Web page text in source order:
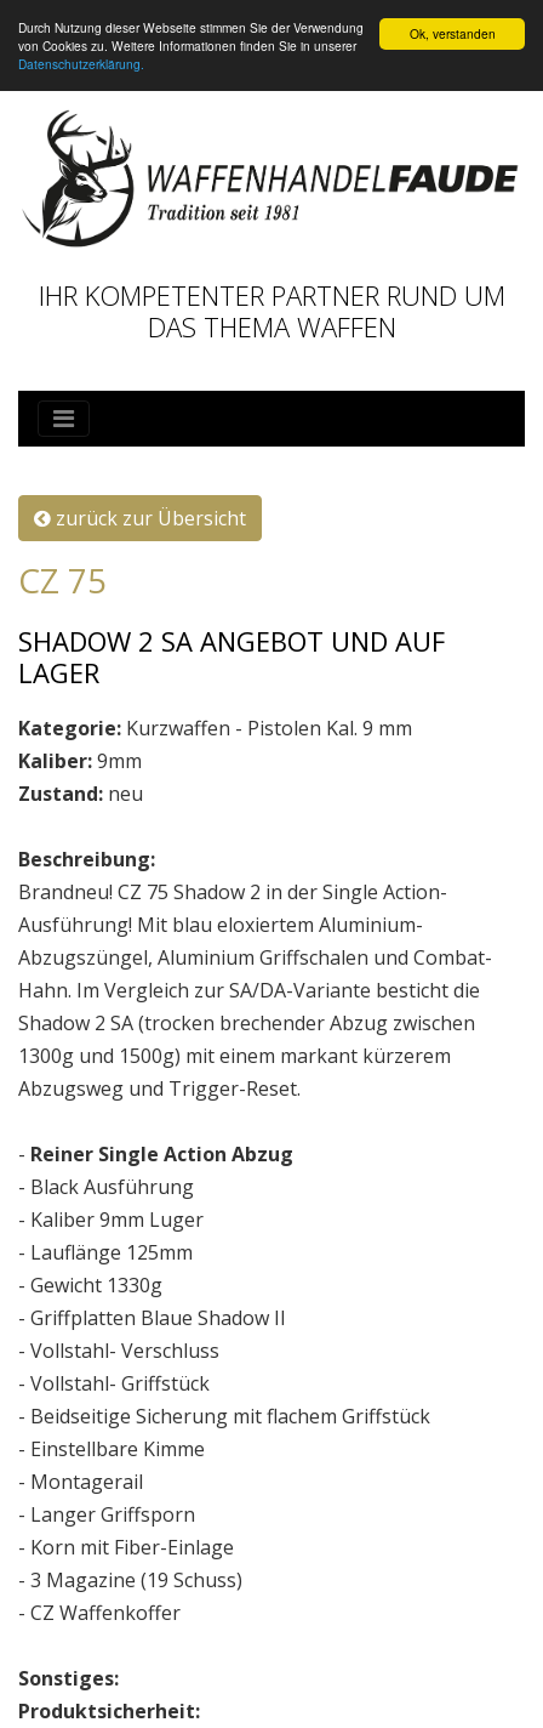
Ok, verstanden
Durch Nutzung dieser Webseite stimmen Sie der Verwendung
von Cookies zu. Weitere Informationen finden Sie in unserer
Datenschutzerklärung.
IHR KOMPETENTER PARTNER RUND UM
DAS THEMA WAFFEN
zurück zur Übersicht
CZ 75
SHADOW 2 SA ANGEBOT UND AUF
LAGER
Kategorie: Kurzwaffen - Pistolen Kal. 9 mm
Kaliber:9mm
Zustand: neu
Beschreibung:
Brandneu! CZ 75 Shadow 2 in der Single Action-
Ausführung! Mit blau eloxiertem Aluminium-
Abzugszüngel, Aluminium Griffschalen und Combat-
Hahn. Im Vergleich zur SA/DA-Variante besticht die
Shadow 2 SA (trocken brechender Abzug zwischen
1300g und 1500g) mit einem markant kürzerem
Abzugsweg und Trigger-Reset.
- Reiner Single Action Abzug
- Black Ausführung
- Kaliber 9mm Luger
- Lauflänge 125mm
- Gewicht 1330g
- Griffplatten Blaue Shadow II
- Vollstahl- Verschluss
- Vollstahl- Griffstück
- Beidseitige Sicherung mit flachem Griffstück
- Einstellbare Kimme
- Montagerail
- Langer Griffsporn
- Korn mit Fiber-Einlage
- 3 Magazine (19 Schuss)
- CZ Waffenkoffer
Sonstiges:
Produktsicherheit: